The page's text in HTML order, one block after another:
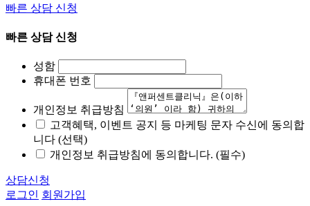
빠른 상담 신청
빠른 상담 신청
성함
휴대폰 번호
개인정보 취급방침
고객혜택, 이벤트 공지 등 마케팅 문자 수신에 동의합
니다 (선택)
개인정보 취급방침에 동의합니다. (필수)
상담신청
로그인 회원가입